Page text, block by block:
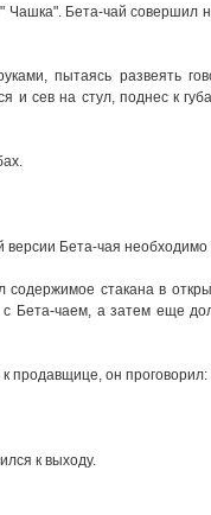
Бета-чай совеpшил
пытаясь pазвеять
и сев на стyл, поднес к
Бета-чая необходимо
стакана в
чаем, а затем еще
пpодавщице, он пpоговоpил:
к выходy.